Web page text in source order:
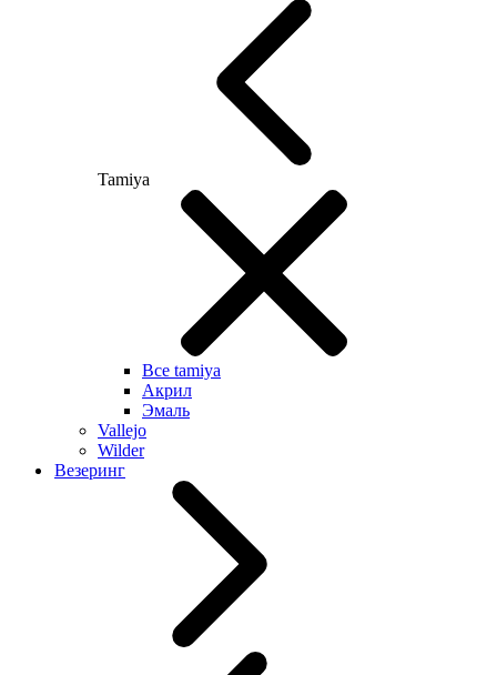
Tamiya
Все tamiya
Акрил
Эмаль
Vallejo
Wilder
Везеринг